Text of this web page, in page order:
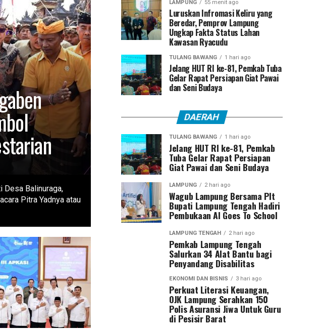
Desa Balinuraga,
Pitra Yadnya atau
LAMPUNG 55 menit ago
Luruskan Infromasi Keliru yang
Beredar, Pemprov Lampung
Ungkap Fakta Status Lahan
Kawasan Ryacudu
TULANG BAWANG 1 hari ago
Jelang HUT RI ke-81, Pemkab Tuba
Gelar Rapat Persiapan Giat Pawai
dan Seni Budaya
DAERAH
TULANG BAWANG 1 hari ago
Jelang HUT RI ke-81, Pemkab
Tuba Gelar Rapat Persiapan
Giat Pawai dan Seni Budaya
LAMPUNG 2 hari ago
Wagub Lampung Bersama Plt
Bupati Lampung Tengah Hadiri
Pembukaan AI Goes To School
LAMPUNG TENGAH 2 hari ago
Pemkab Lampung Tengah
Salurkan 34 Alat Bantu bagi
Penyandang Disabilitas
EKONOMI DAN BISNIS 3 hari ago
Perkuat Literasi Keuangan,
OJK Lampung Serahkan 150
Polis Asuransi Jiwa Untuk Guru
di Pesisir Barat